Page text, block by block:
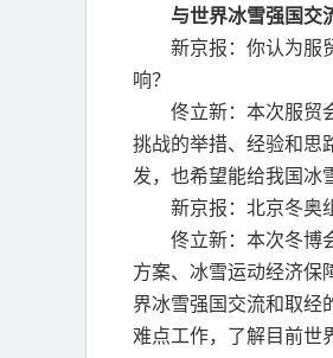
与世界冰雪强国交
新京报：你认为服
响？
佟立新：本次服贸
挑战的举措、经验和思
发，也希望能给我国冰
新京报：北京冬奥
佟立新：本次冬博
方案、冰雪运动经济保
界冰雪强国交流和取经
难点工作，了解目前世